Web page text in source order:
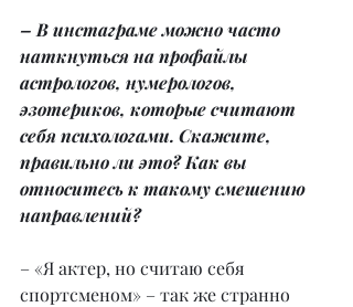
– В инстаграме можно часто
наткнуться на профайлы
астрологов, нумерологов,
эзотериков, которые считают
себя психологами. Скажите,
правильно ли это? Как вы
относитесь к такому смешению
направлений?
– «Я актер, но считаю себя
спортсменом» – так же странно